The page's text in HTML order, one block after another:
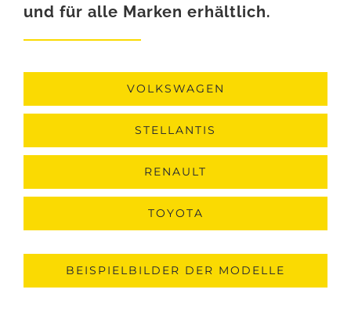
und für alle Marken erhältlich.
VOLKSWAGEN
STELLANTIS
RENAULT
TOYOTA
BEISPIELBILDER DER MODELLE